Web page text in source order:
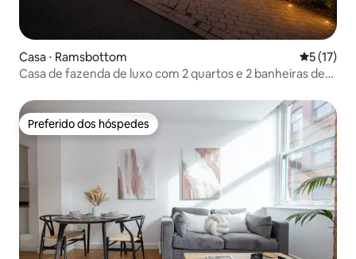
Casa ⋅ Ramsbottom 5 de uma
5 (17)
Casa de fazenda de luxo com 2 quartos e 2 banheiras de
Preferido dos hóspedes
Preferido dos hóspedes